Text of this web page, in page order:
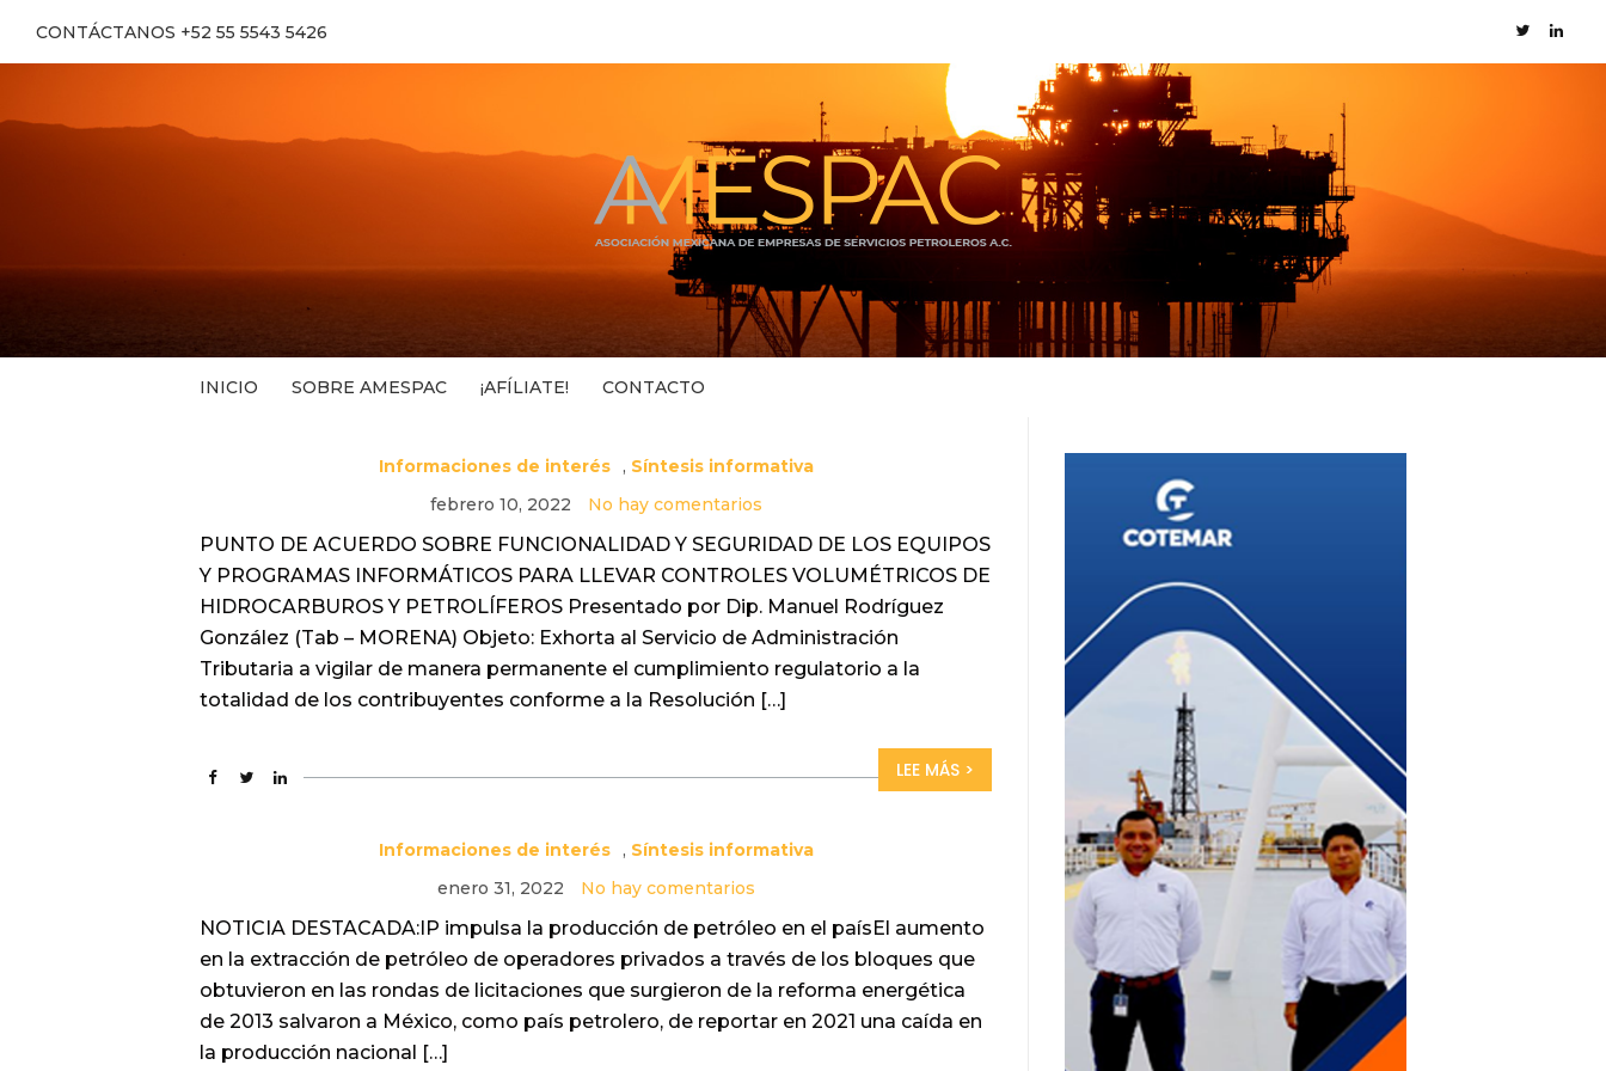
CONTÁCTANOS +52 55 5543 5426
INICIO SOBRE AMESPAC ¡AFÍLIATE! CONTACTO
Informaciones de interés , Síntesis informativa
febrero 10, 2022
No hay comentarios
PUNTO DE ACUERDO SOBRE FUNCIONALIDAD Y SEGURIDAD DE LOS EQUIPOS
Y PROGRAMAS INFORMÁTICOS PARA LLEVAR CONTROLES VOLUMÉTRICOS DE
HIDROCARBUROS Y PETROLÍFEROS Presentado por Dip. Manuel Rodríguez
González (Tab – MORENA) Objeto: Exhorta al Servicio de Administración
Tributaria a vigilar de manera permanente el cumplimiento regulatorio a la
totalidad de los contribuyentes conforme a la Resolución […]
LEE MÁS >
Informaciones de interés , Síntesis informativa
enero 31, 2022
No hay comentarios
NOTICIA DESTACADA:IP impulsa la producción de petróleo en el paísEl aumento
en la extracción de petróleo de operadores privados a través de los bloques que
obtuvieron en las rondas de licitaciones que surgieron de la reforma energética
de 2013 salvaron a México, como país petrolero, de reportar en 2021 una caída en
la producción nacional […]